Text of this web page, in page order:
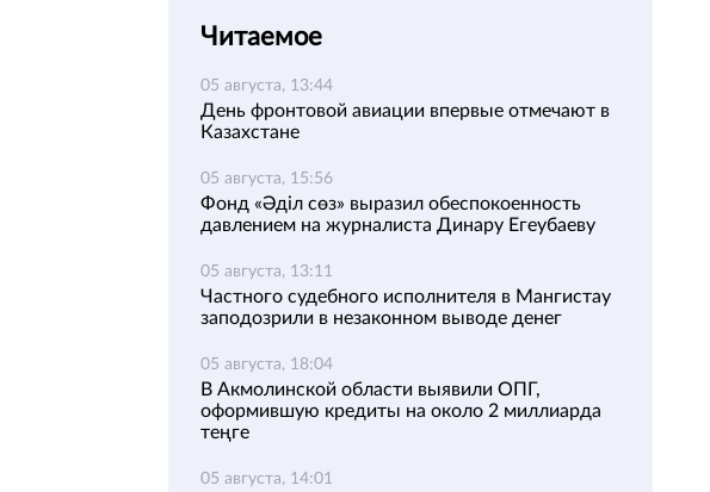
Читаемое
05 августа, 13:44
День фронтовой авиации впервые отмечают в
Казахстане
05 августа, 15:56
Фонд «Әділ сөз» выразил обеспокоенность
давлением на журналиста Динару Егеубаеву
05 августа, 13:11
Частного судебного исполнителя в Мангистау
заподозрили в незаконном выводе денег
05 августа, 18:04
В Акмолинской области выявили ОПГ,
оформившую кредиты на около 2 миллиарда
теңге
05 августа, 14:01